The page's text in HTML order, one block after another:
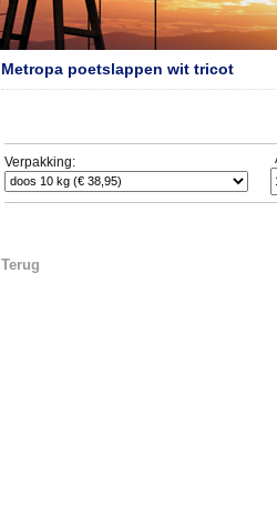
Metropa poetslappen wit tricot
Verpakking:
Terug